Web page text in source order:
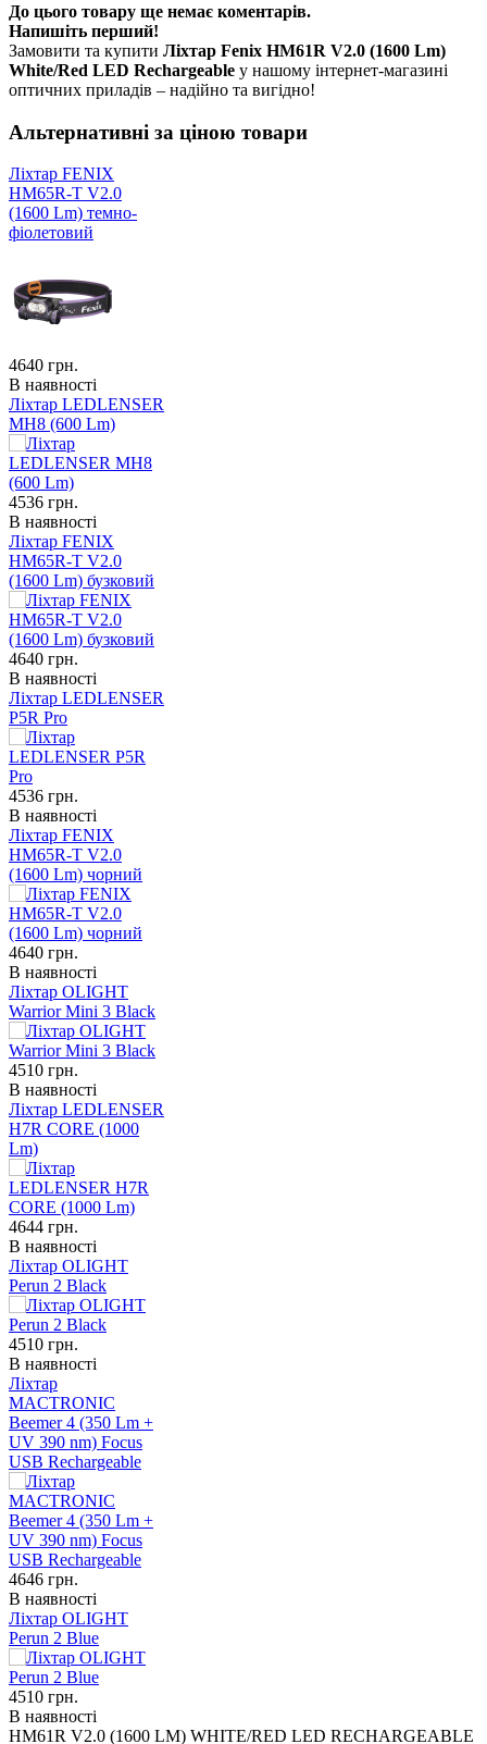
До цього товару ще немає коментарів.
Напишіть перший!
Замовити та купити Ліхтар Fenix HM61R V2.0 (1600 Lm)
White/Red LED Rechargeable у нашому інтернет-магазині
оптичних приладів – надійно та вигідно!
Альтернативні за ціною товари
Ліхтар FENIX
HM65R-T V2.0
(1600 Lm) темно-
фіолетовий
4640 грн.
В наявності
Ліхтар LEDLENSER
MH8 (600 Lm)
4536 грн.
В наявності
Ліхтар FENIX
HM65R-T V2.0
(1600 Lm) бузковий
4640 грн.
В наявності
Ліхтар LEDLENSER
P5R Pro
4536 грн.
В наявності
Ліхтар FENIX
HM65R-T V2.0
(1600 Lm) чорний
4640 грн.
В наявності
Ліхтар OLIGHT
Warrior Mini 3 Black
4510 грн.
В наявності
Ліхтар LEDLENSER
H7R CORE (1000
Lm)
4644 грн.
В наявності
Ліхтар OLIGHT
Perun 2 Black
4510 грн.
В наявності
Ліхтар
MACTRONIC
Beemer 4 (350 Lm +
UV 390 nm) Focus
USB Rechargeable
4646 грн.
В наявності
Ліхтар OLIGHT
Perun 2 Blue
4510 грн.
В наявності
HM61R V2.0 (1600 LM) WHITE/RED LED RECHARGEABLE